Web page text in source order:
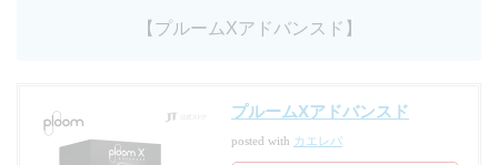
【プルームXアドバンスド】
プルームXアドバンスド
posted with カエレバ